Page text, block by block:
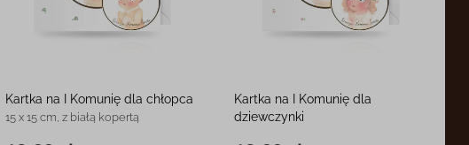
Kartka na I Komunię dla chłopca
15 x 15 cm, z białą kopertą
Kartka na I Komunię dla
dziewczynki